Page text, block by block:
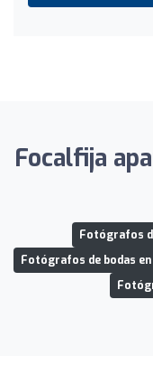
Focalfija
Fotógrafos
Fotógrafos de bodas